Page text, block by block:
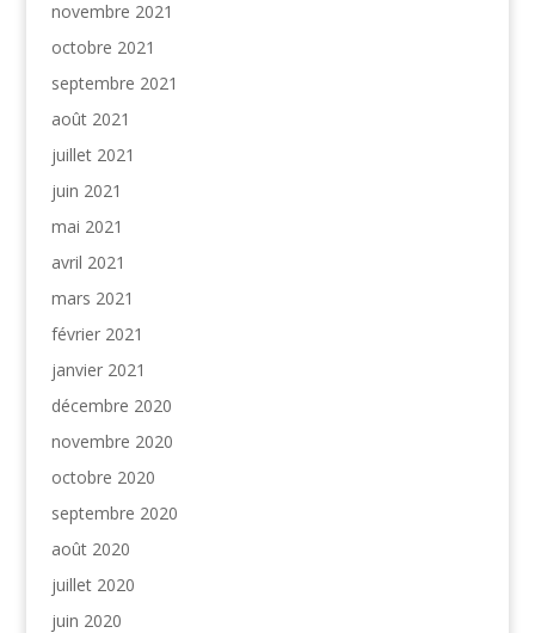
novembre 2021
octobre 2021
septembre 2021
août 2021
juillet 2021
juin 2021
mai 2021
avril 2021
mars 2021
février 2021
janvier 2021
décembre 2020
novembre 2020
octobre 2020
septembre 2020
août 2020
juillet 2020
juin 2020